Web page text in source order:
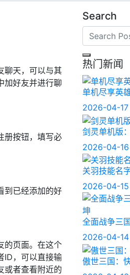
聊天，可以与其
加好友并进行聊
册按钮，填写必
到已经添加的好
的页面。在这个
ID，可以直接输
或者查看附近的
Search
热门新闻
单机尽享英
2026-04-17
剑灵单机版
2026-04-16
关羽技能名
2026-04-
全面战争三
2026-04-14
傲世三国：